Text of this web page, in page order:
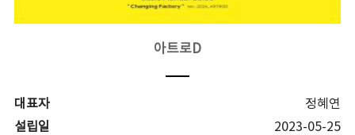
아트로D
대표자
정혜연
설립일
2023-05-25